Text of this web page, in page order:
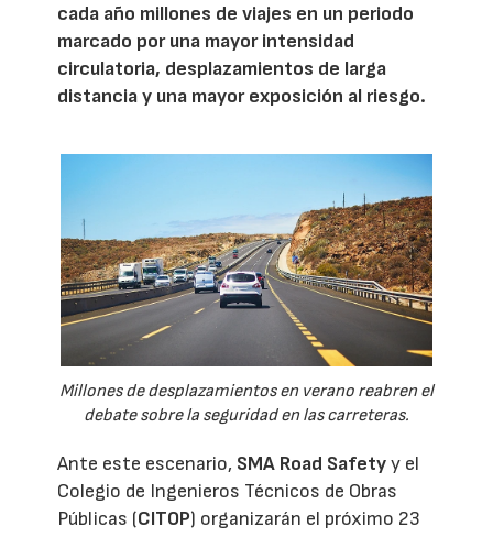
cada año millones de viajes en un periodo
marcado por una mayor intensidad
circulatoria, desplazamientos de larga
distancia y una mayor exposición al riesgo.
Millones de desplazamientos en verano reabren el
debate sobre la seguridad en las carreteras.
Ante este escenario, SMA Road Safetyy el
Colegio de Ingenieros Técnicos de Obras
Públicas (CITOP) organizarán el próximo 23